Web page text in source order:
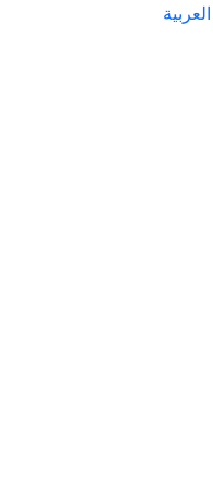
العربية